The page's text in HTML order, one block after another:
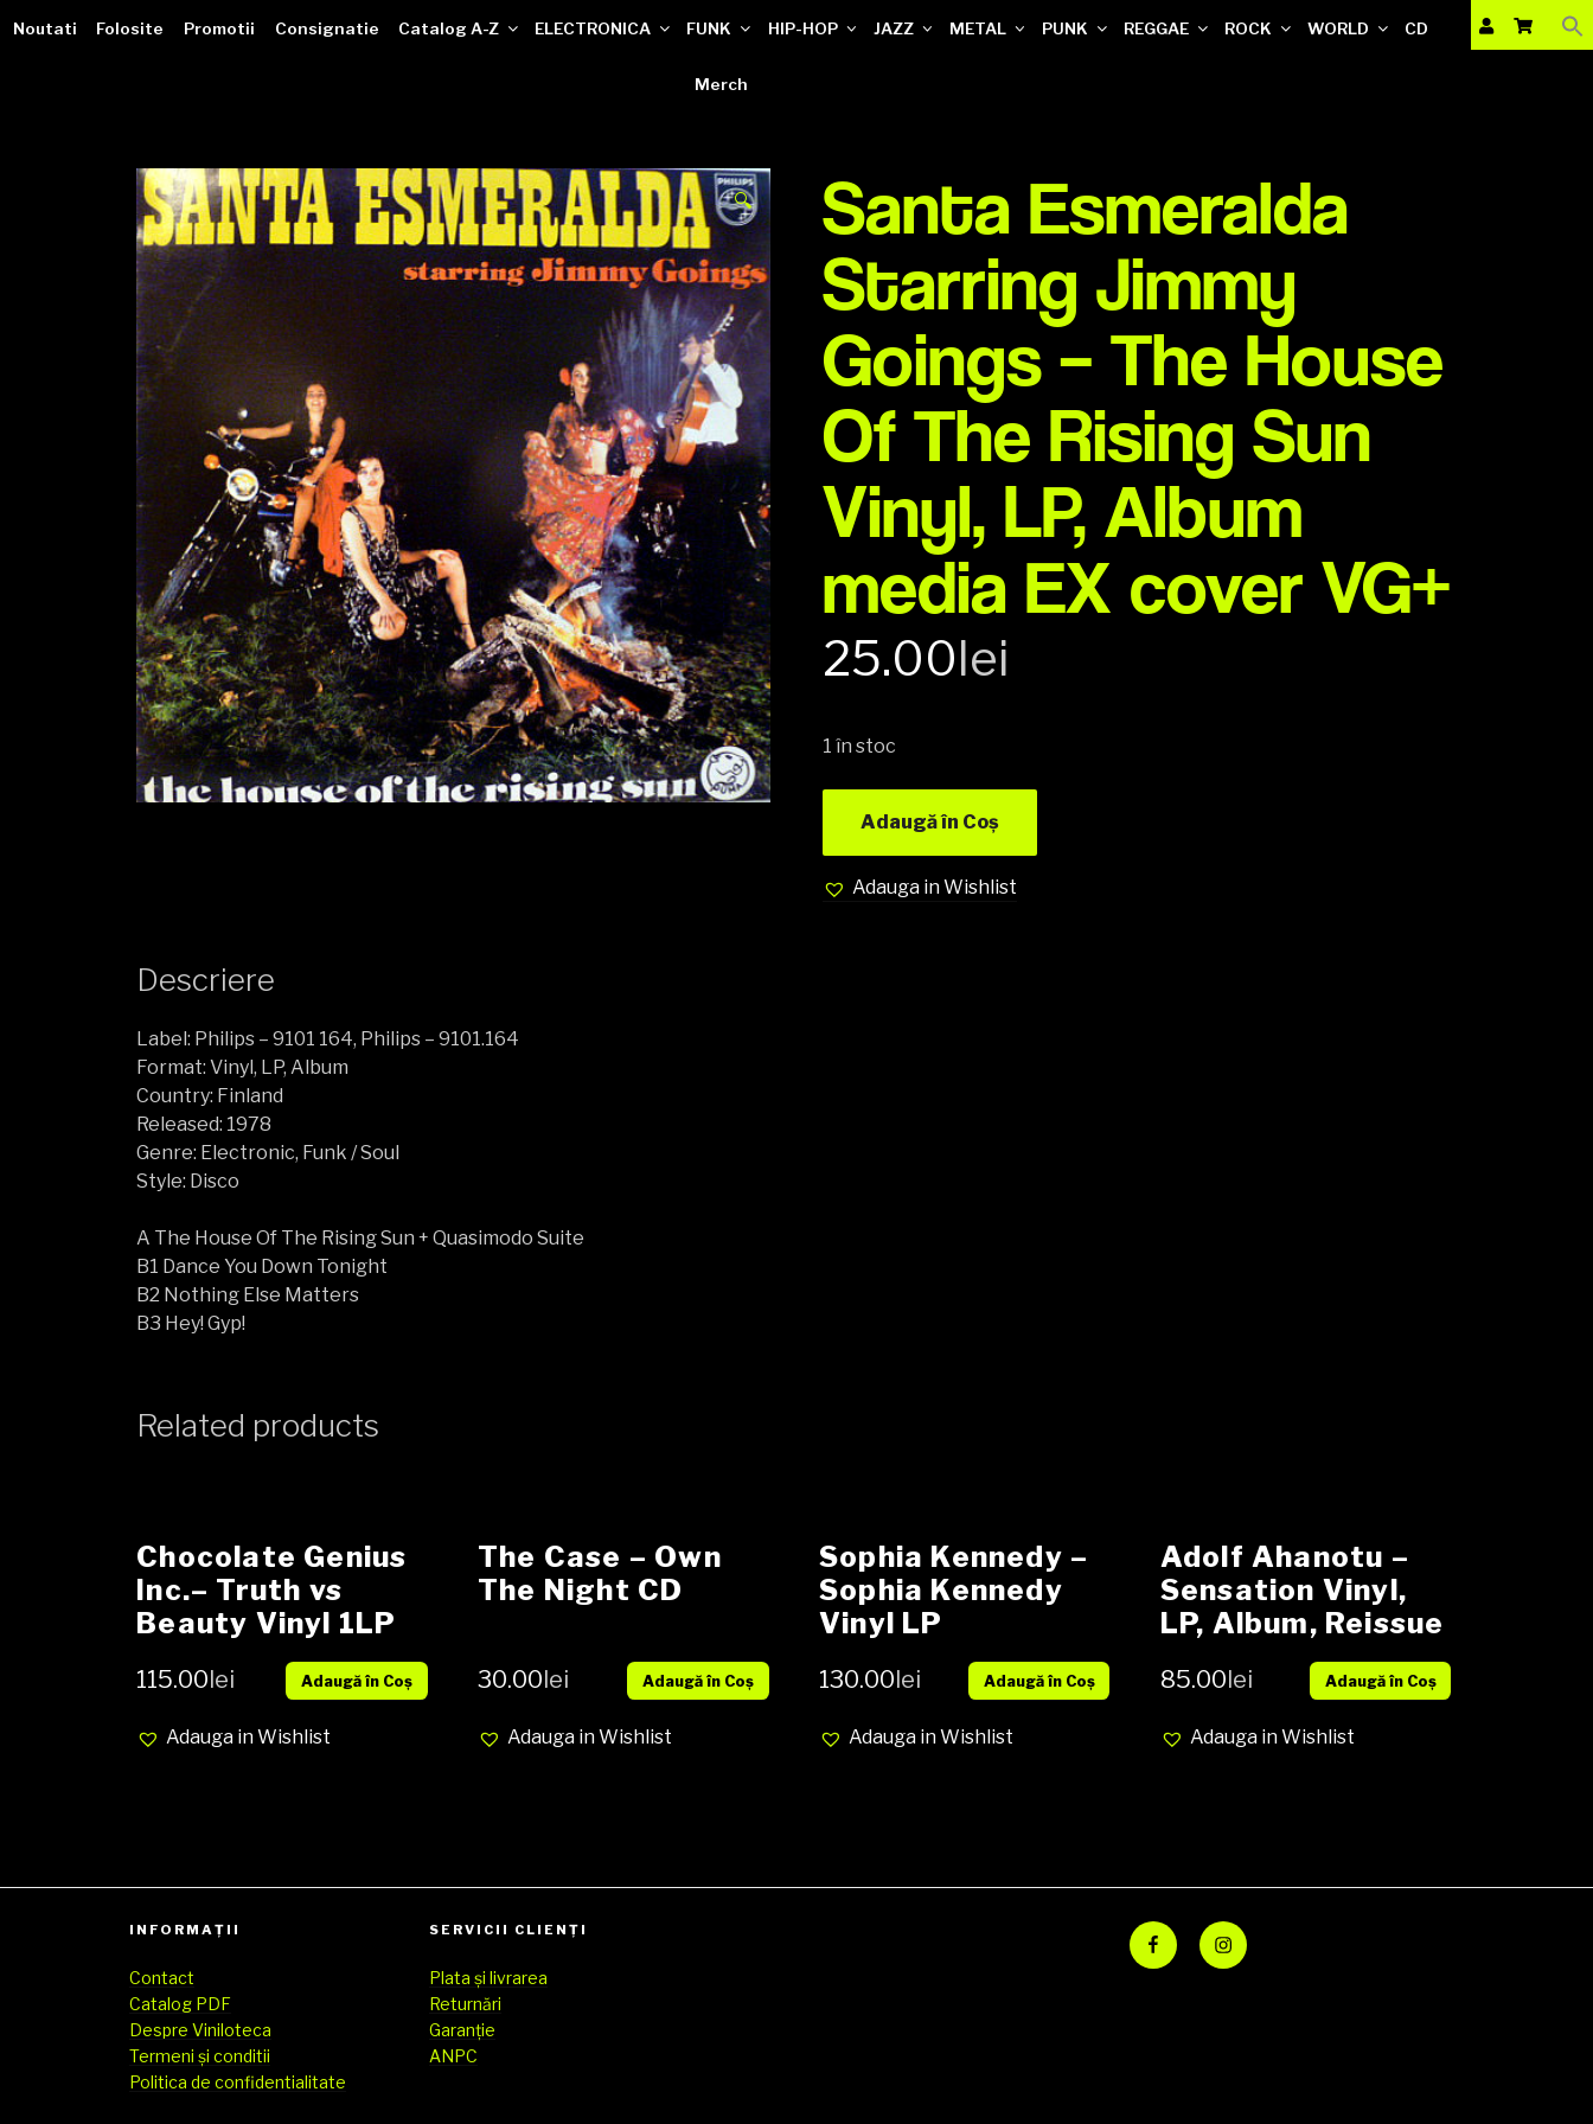
VINILOTECA
Noutati Folosite Promotii Consignatie Catalog A-Z ELECTRONICA FUNK HIP-HOP JAZZ METAL PUNK REGGAE ROCK WORLD CD
Merch
🔍
Santa Esmeralda
Starring Jimmy
Goings – The House
Of The Rising Sun
Vinyl, LP, Album
media EX cover VG+
25.00lei
1 în stoc
Adaugă în Coș
Adauga in Wishlist
Descriere
Label: Philips – 9101 164, Philips – 9101.164
Format: Vinyl, LP, Album
Country: Finland
Released: 1978
Genre: Electronic, Funk / Soul
Style: Disco
A The House Of The Rising Sun + Quasimodo Suite
B1 Dance You Down Tonight
B2 Nothing Else Matters
B3 Hey! Gyp!
Related products
Chocolate Genius
Inc.‎– Truth vs
Beauty Vinyl 1LP
115.00lei Adaugă în Coș
Adauga in Wishlist
The Case – Own
The Night CD
30.00lei Adaugă în Coș
Adauga in Wishlist
Sophia Kennedy ‎–
Sophia Kennedy
Vinyl LP
130.00lei Adaugă în Coș
Adauga in Wishlist
Adolf Ahanotu ‎–
Sensation Vinyl,
LP, Album, Reissue
85.00lei Adaugă în Coș
Adauga in Wishlist
INFORMAȚII
Contact
Catalog PDF
Despre Viniloteca
Termeni și conditii
Politica de confidentialitate
SERVICII CLIENŢI
Plata și livrarea
Returnări
Garanție
ANPC
FacebookInstagram